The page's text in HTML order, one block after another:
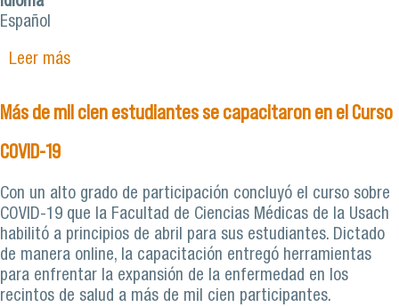
Español
Leer mássobre Brechas de género y el rol de la enfermería
Internacional del gremio
Más de mil cien estudiantes se capacitaron en el Curso
COVID-19
Con un alto grado de participación concluyó el curso sobre
COVID-19 que la Facultad de Ciencias Médicas de la Usach
habilitó a principios de abril para sus estudiantes. Dictado
de manera online, la capacitación entregó herramientas
para enfrentar la expansión de la enfermedad en los
recintos de salud a más de mil cien participantes.